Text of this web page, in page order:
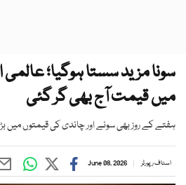
سونا مزید سستا ہوگیا؛ عالمی
میں قیمت آج بھی گر گئی
ہفتے کے روز بھی سونے اور چاندی کی قیمتوں میں
اسٹاف رپورٹر June 08, 2026